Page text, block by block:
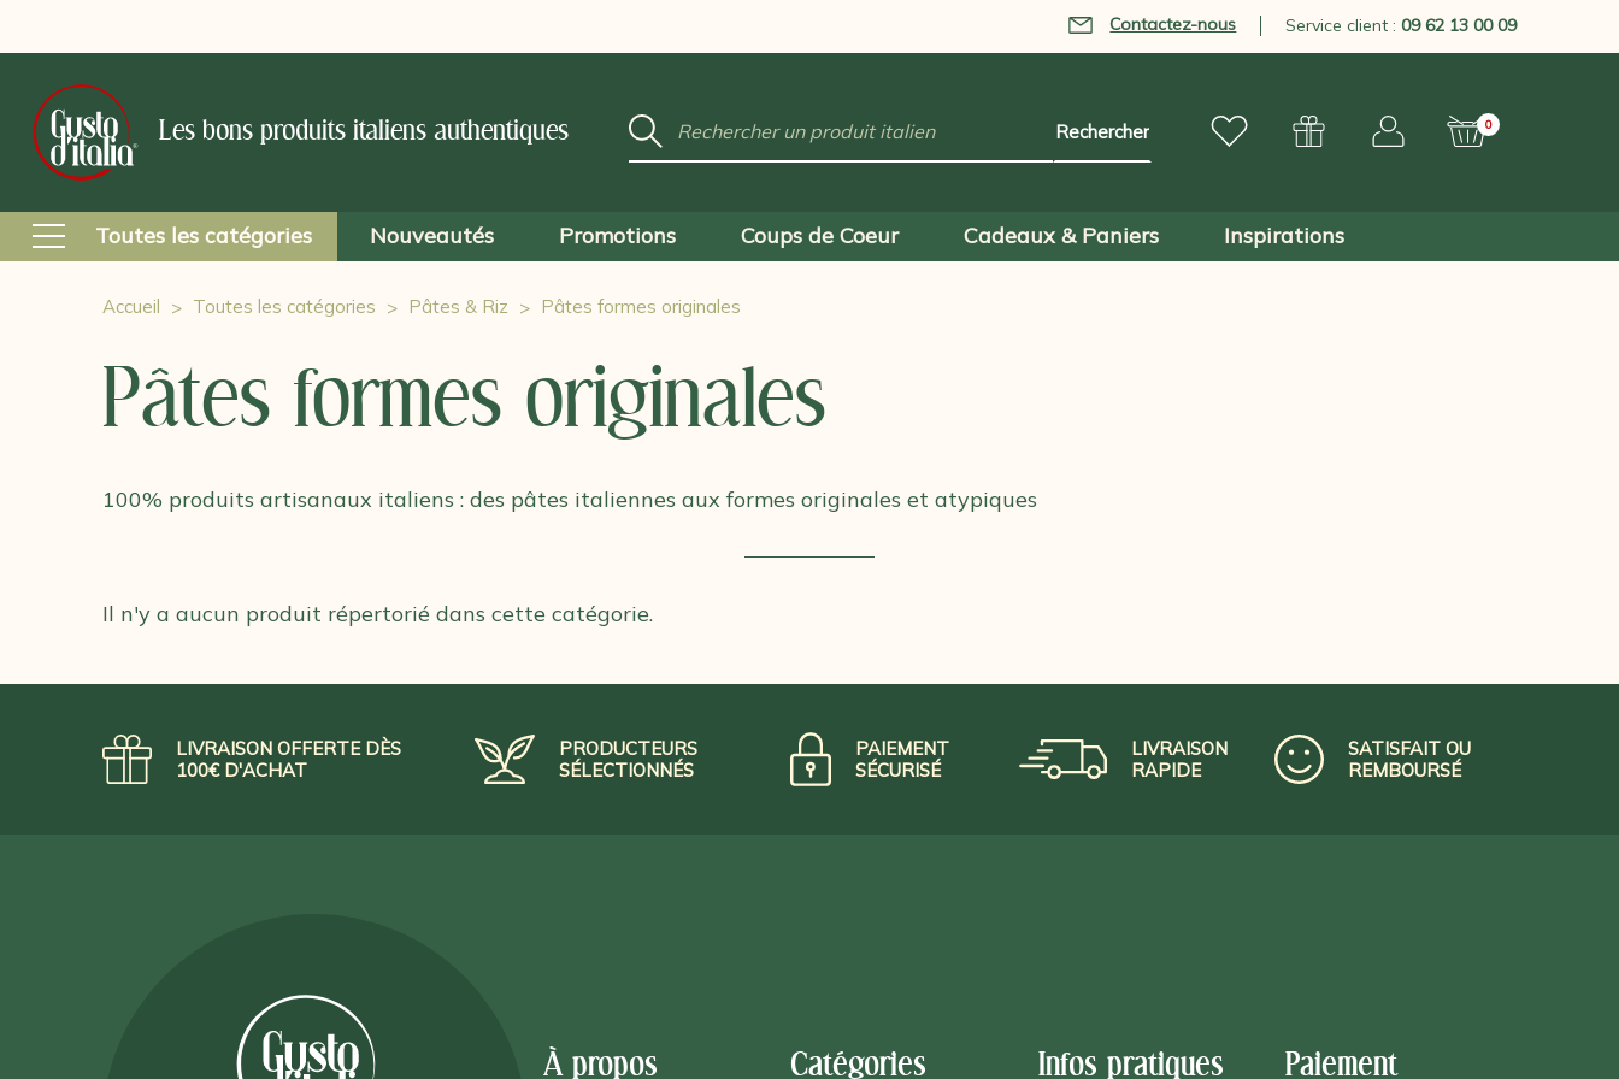
Contactez-nous Service client :09 62 13 00 09
Les bons produits italiens authentiques 0
Mot
clé
Toutes les catégories Nouveautés Promotions Coups de Coeur Cadeaux & Paniers Inspirations
Accueil Toutes les catégories Pâtes & Riz Pâtes formes originales
Pâtes formes originales
100% produits artisanaux italiens : des pâtes italiennes aux formes originales et atypiques
Il n'y a aucun produit répertorié dans cette catégorie.
LIVRAISON OFFERTE DÈS
100€ D'ACHAT
PRODUCTEURS
SÉLECTIONNÉS
PAIEMENT
SÉCURISÉ
LIVRAISON
RAPIDE
SATISFAIT OU
REMBOURSÉ
À propos Catégories Infos pratiques Paiement